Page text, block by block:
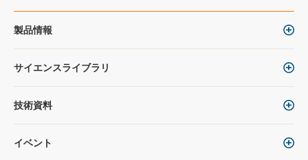
製品情報
サイエンスライブラリ
技術資料
イベント